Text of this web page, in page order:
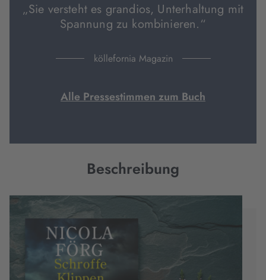
„Sie versteht es grandios, Unterhaltung mit
Spannung zu kombinieren.“
köllefornia Magazin
Alle Pressestimmen zum Buch
Beschreibung